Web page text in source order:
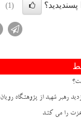
(1)
رهبر شهید از پژوهشگاه رویان
عزت را می کشد